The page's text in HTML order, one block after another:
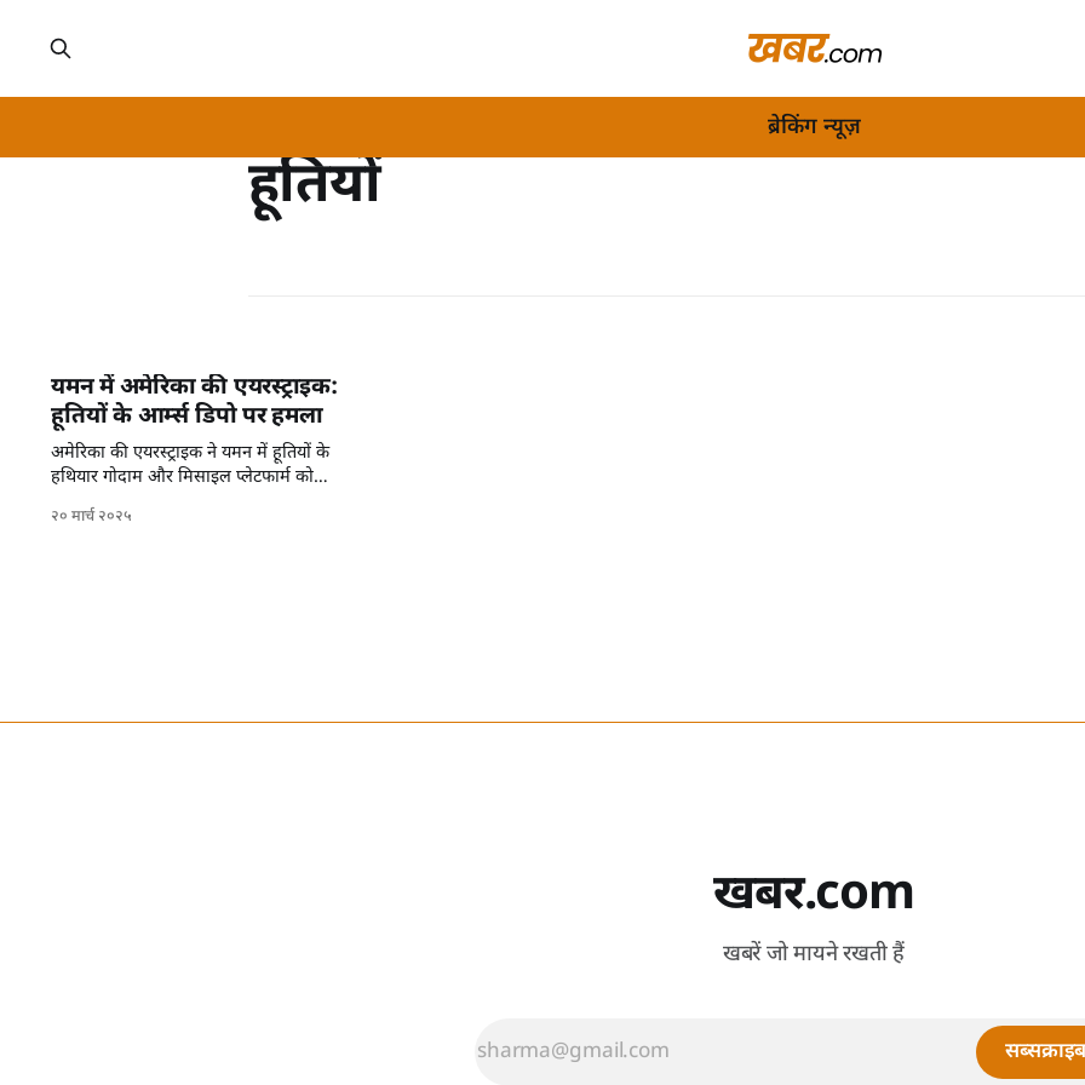
ब्रेकिंग न्यूज़
हूतियों
यमन में अमेरिका की एयरस्ट्राइक:
हूतियों के आर्म्स डिपो पर हमला
अमेरिका की एयरस्ट्राइक ने यमन में हूतियों के
हथियार गोदाम और मिसाइल प्लेटफार्म को
तबाह किया, सुरक्षा स्थिति गंभीर हो गई।
२० मार्च २०२५
खबर.com
खबरें जो मायने रखती हैं